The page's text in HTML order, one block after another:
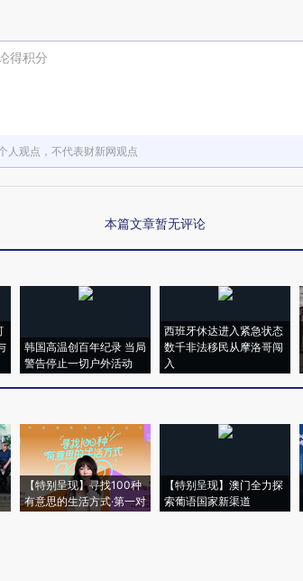
得积分
人观点，不代表财新网观点
本篇文章暂无评论
韩国高温创百年纪录 当局
警告停止一切户外活动
西班牙休达进入紧急状态
数千非法移民从摩洛哥闯
入
【特别呈现】寻找100种
有意思的生活方式·第一对
【特别呈现】澳门全力探
索葡语国家新渠道